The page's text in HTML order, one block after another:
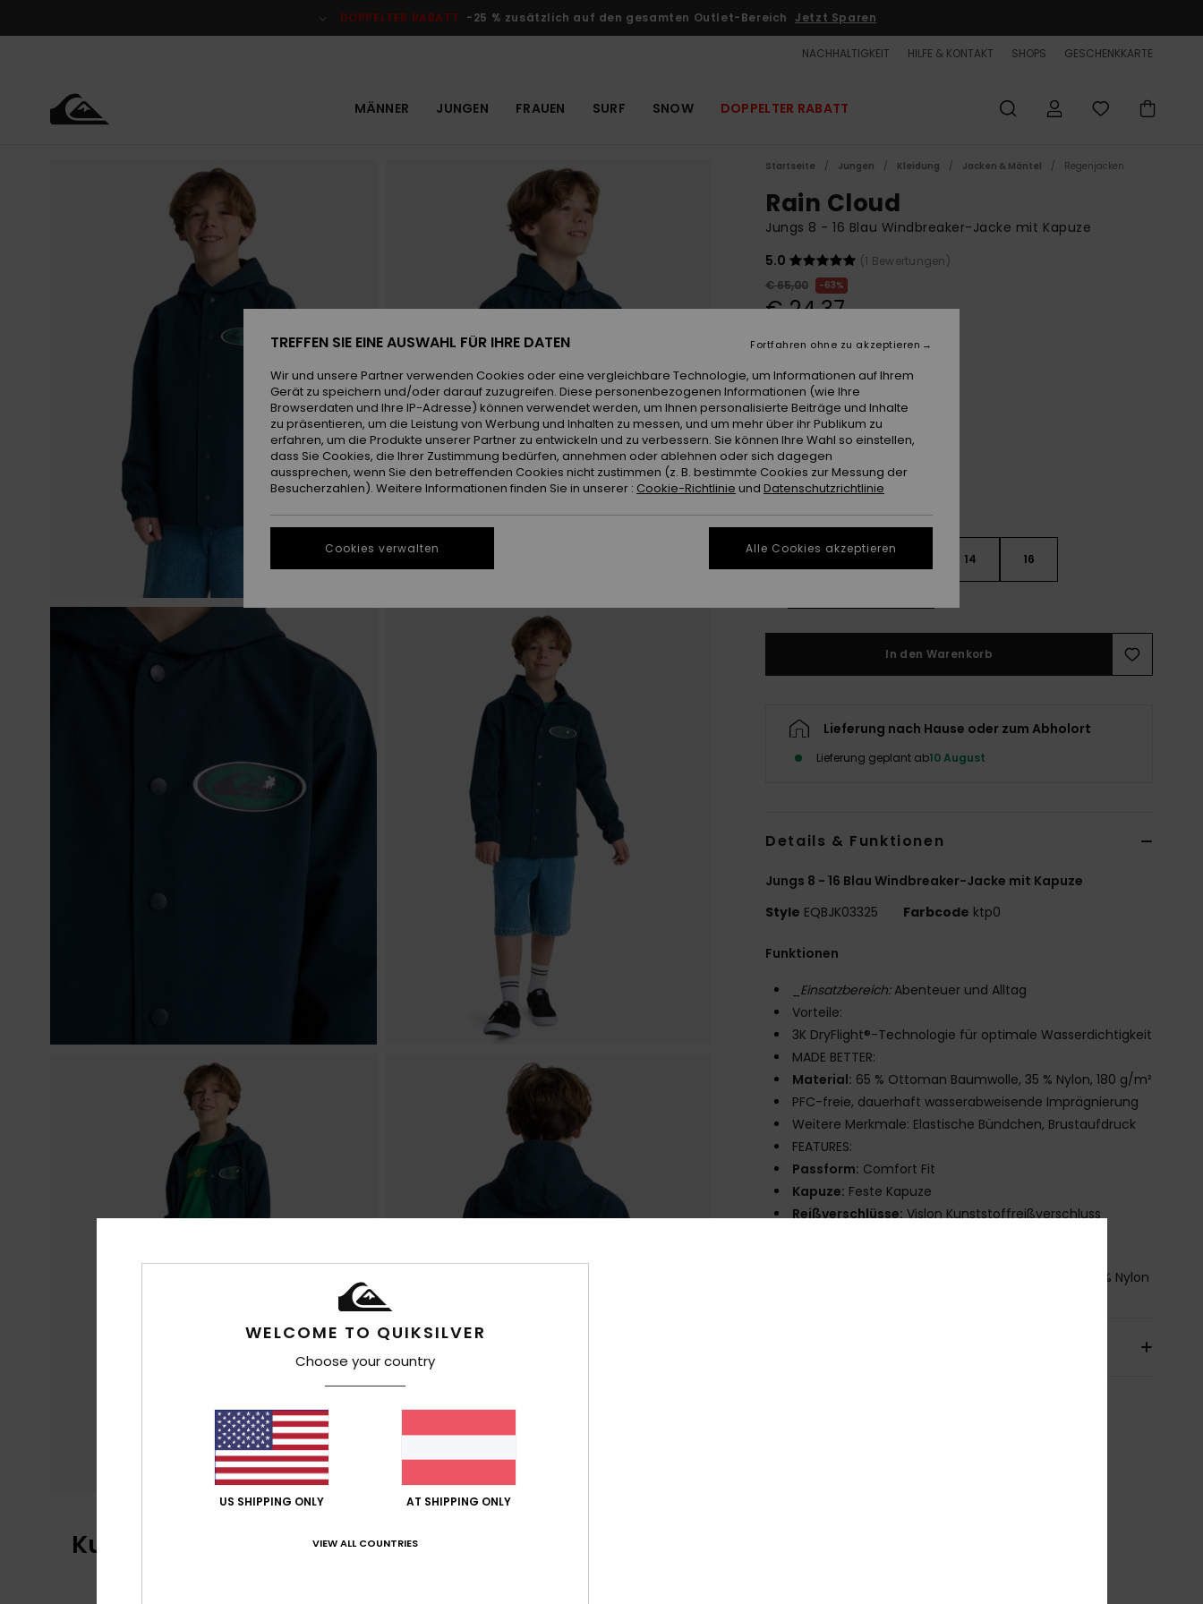
DOPPELTER RABATT -25 % zusätzlich auf den gesamten Outlet-Bereich Jetzt Sparen
NACHHALTIGKEIT HILFE & KONTAKT SHOPS GESCHENKKARTE
MÄNNER JUNGEN FRAUEN SURF SNOW DOPPELTER RABATT
Startseite Jungen Kleidung Jacken & Mäntel Regenjacken
Rain Cloud
Jungs 8 - 16 Blau Windbreaker-Jacke mit Kapuze
5.0
(1 Bewertungen)
€ 65,00
63%
€ 24,37
FarbeDark Navy
10 14 16
In den Warenkorb
Lieferung nach Hause oder zum Abholort
Lieferung geplant ab10 August
Details & Funktionen
Jungs 8 - 16 Blau Windbreaker-Jacke mit Kapuze
Style EQBJK03325 Farbcode ktp0
Funktionen
Einsatzbereich:Abenteuer und Alltag
Vorteile:
3K DryFlight®-Technologie für optimale Wasserdichtigkeit
MADE BETTER:
Material: 65 % Ottoman Baumwolle, 35 % Nylon, 180 g/m²
PFC-freie, dauerhaft wasserabweisende Imprägnierung
Weitere Merkmale: Elastische Bündchen, Brustaufdruck
FEATURES:
Passform: Comfort Fit
Kapuze: Feste Kapuze
Reißverschlüsse: Vislon Kunststoffreißverschluss
[Hauptstoff] 65 % Baumwolle, 35 % Nylon
Kundenbewertungen
WELCOME TO QUIKSILVER
Choose your country
US SHIPPING ONLY AT SHIPPING ONLY
VIEW ALL COUNTRIES
TREFFEN SIE EINE AUSWAHL FÜR IHRE DATEN
Wir und unsere Partner verwenden Cookies oder eine vergleichbare Technologie, um Informationen auf Ihrem
Gerät zu speichern und/oder darauf zuzugreifen. Diese personenbezogenen Informationen (wie Ihre
Browserdaten und Ihre IP-Adresse) können verwendet werden, um Ihnen personalisierte Beiträge und Inhalte
zu präsentieren, um die Leistung von Werbung und Inhalten zu messen, und um mehr über ihr Publikum zu
erfahren, um die Produkte unserer Partner zu entwickeln und zu verbessern. Sie können Ihre Wahl so einstellen,
dass Sie Cookies, die Ihrer Zustimmung bedürfen, annehmen oder ablehnen oder sich dagegen
aussprechen, wenn Sie den betreffenden Cookies nicht zustimmen (z. B. bestimmte Cookies zur Messung der
Besucherzahlen). Weitere Informationen finden Sie in unserer : Cookie-Richtlinie und Datenschutzrichtlinie
Cookies verwalten
Fortfahren ohne zu akzeptieren
Alle Cookies akzeptieren